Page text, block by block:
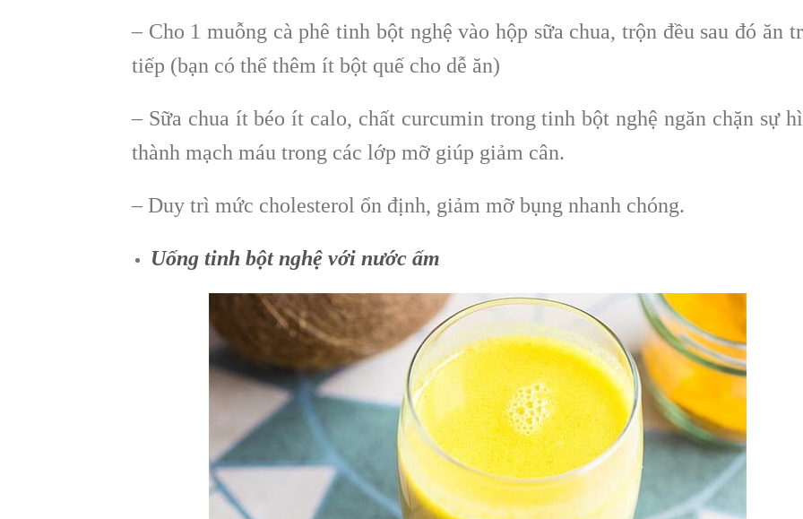
– Cho 1 muỗng cà phê tinh bột nghệ vào hộp sữa chua, trộn đều sau đó ăn
tiếp (bạn có thể thêm ít bột quế cho dễ ăn)
– Sữa chua ít béo ít calo, chất curcumin trong tinh bột nghệ ngăn chặn sự
thành mạch máu trong các lớp mỡ giúp giảm cân.
– Duy trì mức cholesterol ổn định, giảm mỡ bụng nhanh chóng.
Uống tinh bột nghệ với nước ấm